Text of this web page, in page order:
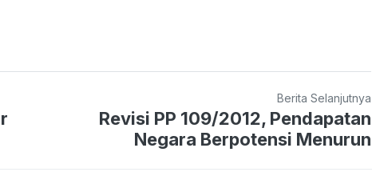
Berita Selanjutnya
Revisi PP 109/2012, Pendapatan
Negara Berpotensi Menurun